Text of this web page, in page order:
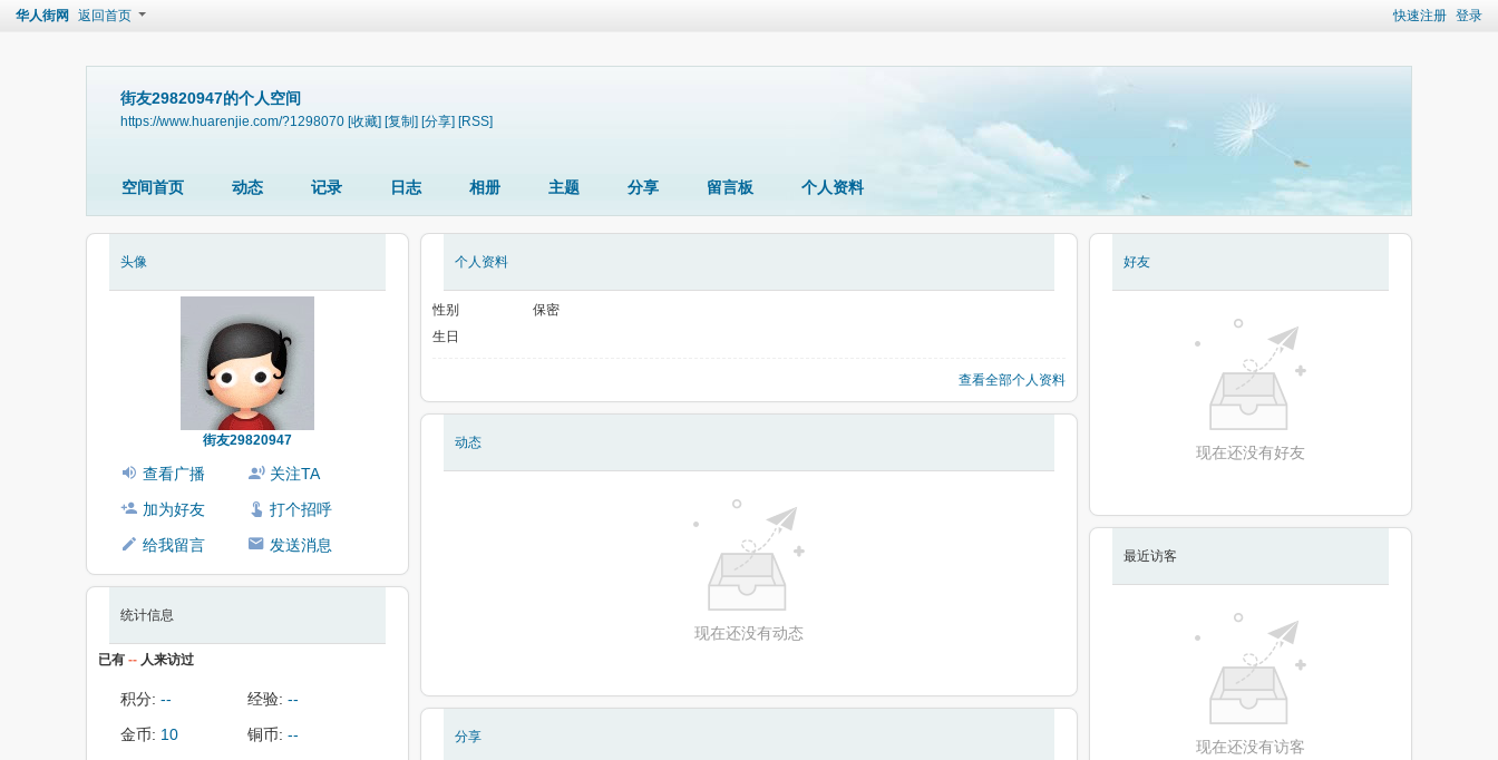
快速注册 登录
华人街网 返回首页
街友29820947的个人空间
https://www.huarenjie.com/?1298070 [收藏] [复制] [分享] [RSS]
空间首页 动态 记录 日志 相册 主题 分享 留言板 个人资料
头像
街友29820947
查看广播
关注TA
加为好友
打个招呼
给我留言
发送消息
统计信息
已有 -- 人来访过
积分: -- 经验: --
金币: 10 铜币: --
个人资料
性别
保密
生日
查看全部个人资料
动态
现在还没有动态
分享
好友
现在还没有好友
最近访客
现在还没有访客